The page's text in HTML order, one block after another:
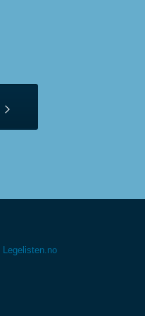
Legelisten.no